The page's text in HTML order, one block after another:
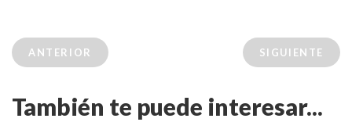
ANTERIOR SIGUIENTE
También te puede interesar...